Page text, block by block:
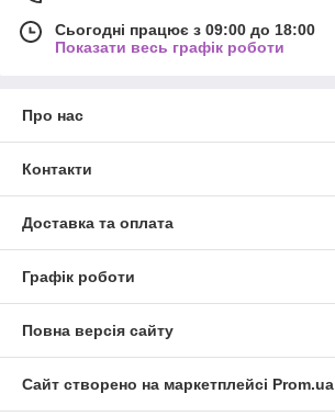
Сьогодні працює з 09:00 до 18:00
Показати весь графік роботи
Про нас
Контакти
Доставка та оплата
Графік роботи
Повна версія сайту
Сайт створено на маркетплейсі Prom.ua